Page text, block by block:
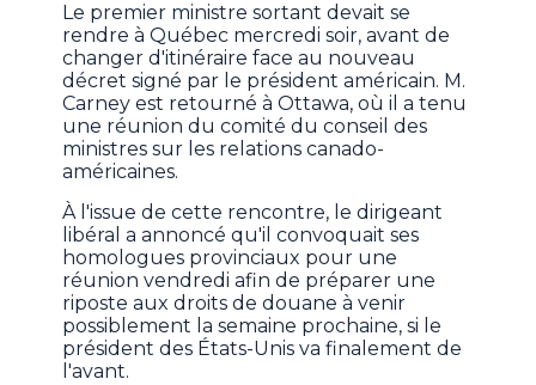
Le premier ministre sortant devait se
rendre à Québec mercredi soir, avant de
changer d'itinéraire face au nouveau
décret signé par le président américain. M.
Carney est retourné à Ottawa, où il a tenu
une réunion du comité du conseil des
ministres sur les relations canado-
américaines.
À l'issue de cette rencontre, le dirigeant
libéral a annoncé qu'il convoquait ses
homologues provinciaux pour une
réunion vendredi afin de préparer une
riposte aux droits de douane à venir
possiblement la semaine prochaine, si le
président des États-Unis va finalement de
l'avant.